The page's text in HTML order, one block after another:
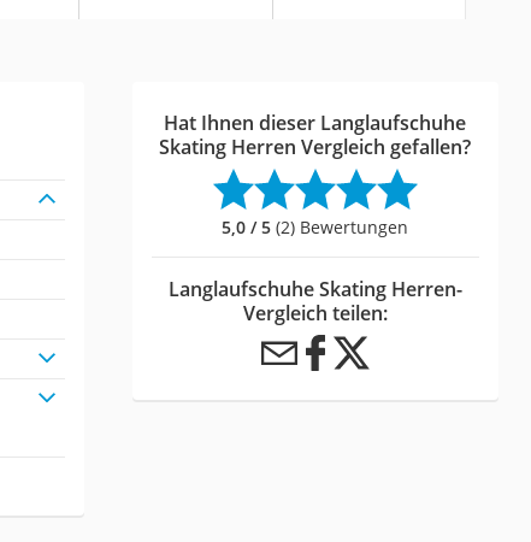
Hat Ihnen dieser Langlaufschuhe
Skating Herren Vergleich gefallen?
5,0 / 5 (2) Bewertungen
Langlaufschuhe Skating Herren-
Vergleich teilen: